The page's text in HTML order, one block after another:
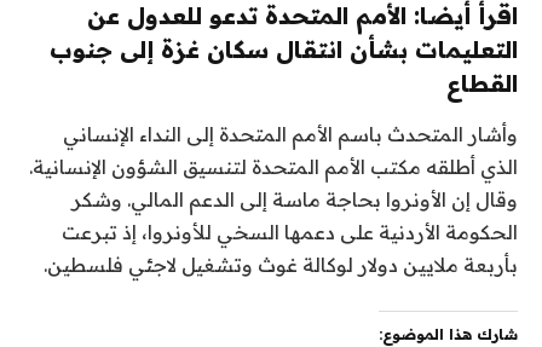
اقرأ أيضا: الأمم المتحدة تدعو للعدول عن
التعليمات بشأن انتقال سكان غزة إلى جنوب
القطاع
وأشار المتحدث باسم الأمم المتحدة إلى النداء الإنساني
الذي أطلقه مكتب الأمم المتحدة لتنسيق الشؤون الإنسانية.
وقال إن الأونروا بحاجة ماسة إلى الدعم المالي. وشكر
الحكومة الأردنية على دعمها السخي للأونروا، إذ تبرعت
بأربعة ملايين دولار لوكالة غوث وتشغيل لاجئي فلسطين.
شارك هذا الموضوع: